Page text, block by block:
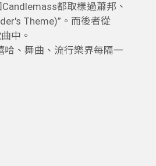
都取樣過蕭邦、
Theme)”。而後者從
中。
哈、舞曲、流行樂界每隔一